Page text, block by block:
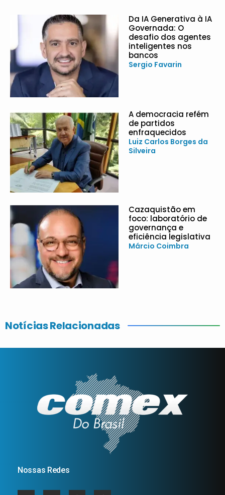
Da IA Generativa à IA
Governada: O
desafio dos agentes
inteligentes nos
bancos
Sergio Favarin
A democracia refém
de partidos
enfraquecidos
Luiz Carlos Borges da
Silveira
Cazaquistão em
foco: laboratório de
governança e
eficiência legislativa
Márcio Coimbra
Notícias Relacionadas
Nossas Redes